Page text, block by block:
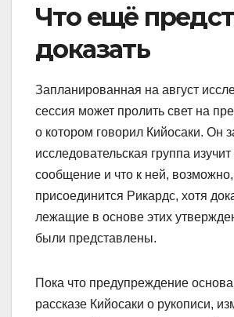
Что ещё
доказать
Запланированная на август
сессия может пролить свет на
о котором говорил Кийосаки. Он
исследовательская группа изучит
сообщение и что к ней, возможно,
присоединится Рикардс, хотя
лежащие в основе этих
были представлены.
Пока что предупреждение
рассказе Кийосаки о рукописи,